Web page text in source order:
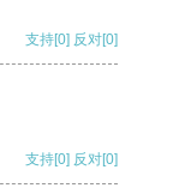
支持[0] 反对[0]
支持[0] 反对[0]